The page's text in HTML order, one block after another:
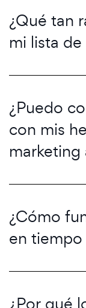
¿Qué tan
mi lista
¿Puedo
con mis
marketing
¿Cómo
en tiempo
¿Por qué